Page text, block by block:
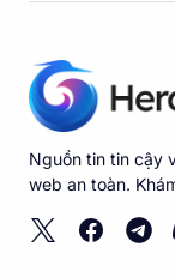
Nguồn tin tin cậy
web an toàn.